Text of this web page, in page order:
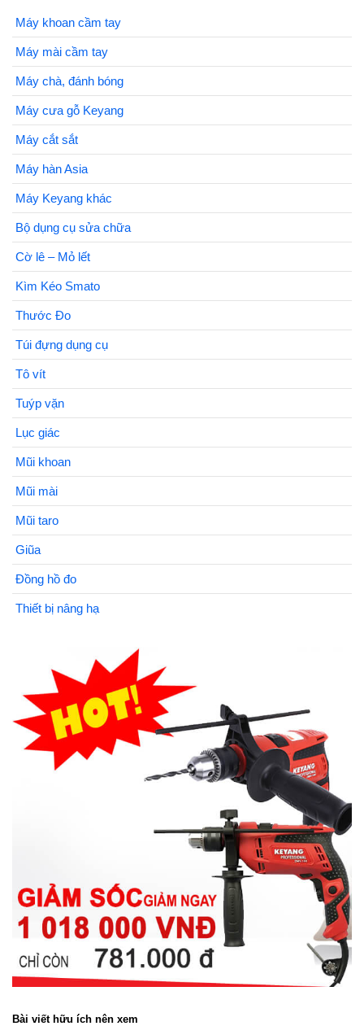
Máy khoan cầm tay
Máy mài cầm tay
Máy chà, đánh bóng
Máy cưa gỗ Keyang
Máy cắt sắt
Máy hàn Asia
Máy Keyang khác
Bộ dụng cụ sửa chữa
Cờ lê – Mỏ lết
Kìm Kéo Smato
Thước Đo
Túi đựng dụng cụ
Tô vít
Tuýp vặn
Lục giác
Mũi khoan
Mũi mài
Mũi taro
Giũa
Đồng hồ đo
Thiết bị nâng hạ
Bài viết hữu ích nên xem